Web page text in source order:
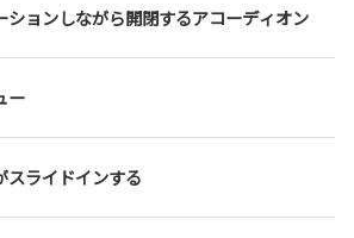
ションしながら開閉するアコーディオン
ー
スライドインする